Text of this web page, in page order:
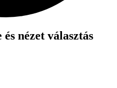
és nézet választás